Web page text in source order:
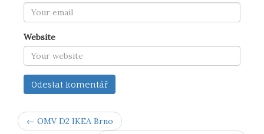
Website
← OMV D2 IKEA Brno